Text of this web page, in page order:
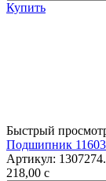
Купить
Быстрый
Подшипник
Артикул:
218,00 c